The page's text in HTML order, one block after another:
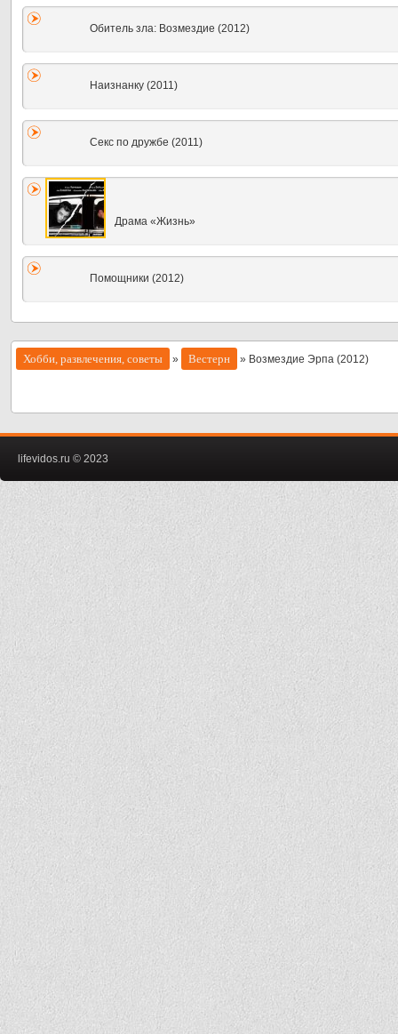
Обитель зла: Возмездие (2012)
Наизнанку (2011)
Секс по дружбе (2011)
Драма «Жизнь»
Помощники (2012)
Хобби, развлечения, советы » Вестерн » Возмездие Эрпа (2012)
lifevidos.ru © 2023